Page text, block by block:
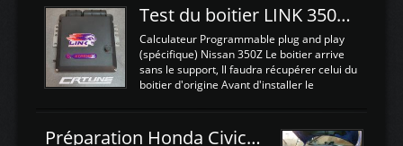
Test du boitier LINK 350Z Plugin ECU
Calculateur Programmable plug and play
(spécifique) Nissan 350Z Le boitier arrive
sans le support, Il faudra récupérer celui du
boitier d'origine Avant d'installer le
d'envoyer l'information de la large bande
Préparation Honda Civic Type R FK2